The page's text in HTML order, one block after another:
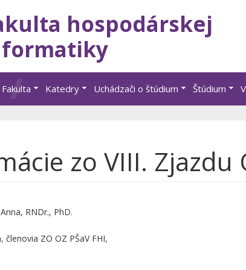
hospodárskej
Fakulta Katedry Uchádzači o štúdium Štúdium
zo VIII. Zjazdu
RNDr., PhD.
členovia ZO OZ PŠaV FHI,